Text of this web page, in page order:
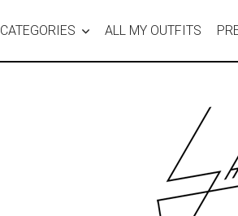
CATEGORIES ALL MY OUTFITS